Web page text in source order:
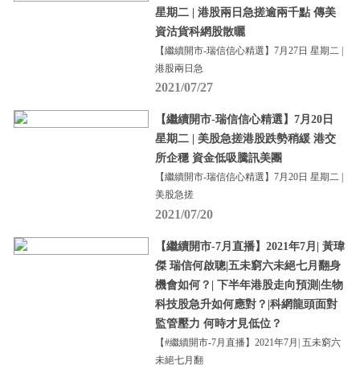
星期二 | 港股兩日急搓逾兩千點 傳美
資沽貨科網股散曬
【繼續開市-瑞信信心精選】7月27日 星期二 |
港股兩日急
2021/07/27
【繼續開市-瑞信信心精選】7月20日
星期二 | 美股急搓港股跌勢稍緩 港交
所企穩 資金低吸騰訊美團
【繼續開市-瑞信信心精選】7月20日 星期二 |
美股急搓
2021/07/20
【繼續開市-7月直播】2021年7月| 黃瑋
傑 瑞信何啟聰|五未窮六未絕七月翻身
機會如何？| 下半年港股走向預測|生物
科技股急升如何應對？|科網龍頭面對
監管壓力 何時才見低位？
【#繼續開市-7月直播】2021年7月| 五未窮六
未絕七月翻